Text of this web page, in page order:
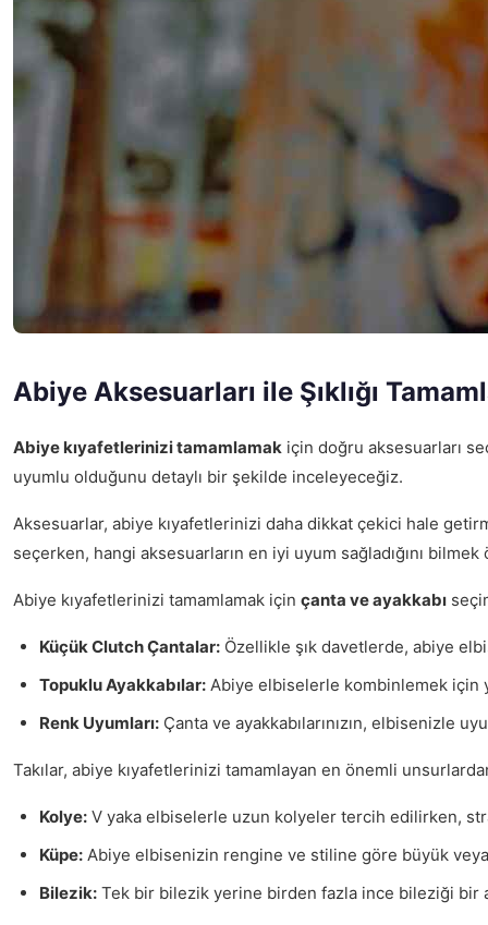
Abiye Aksesuarları ile Şıklığı
Abiye kıyafetlerinizi tamamlamak için doğru aksesuarları
uyumlu olduğunu detaylı bir şekilde inceleyeceğiz.
Aksesuarlar, abiye kıyafetlerinizi daha dikkat çekici hale
seçerken, hangi aksesuarların en iyi uyum sağladığını bilmek
Abiye kıyafetlerinizi tamamlamak için çanta ve ayakkabı
Küçük Clutch Çantalar: Özellikle şık davetlerde, abiye
Topuklu Ayakkabılar: Abiye elbiselerle kombinlemek için
Renk Uyumları: Çanta ve ayakkabılarınızın, elbisenizle
Takılar, abiye kıyafetlerinizi tamamlayan en önemli
Kolye: V yaka elbiselerle uzun kolyeler tercih edilirken,
Küpe: Abiye elbisenizin rengine ve stiline göre büyük
Bilezik: Tek bir bilezik yerine birden fazla ince bileziği bir